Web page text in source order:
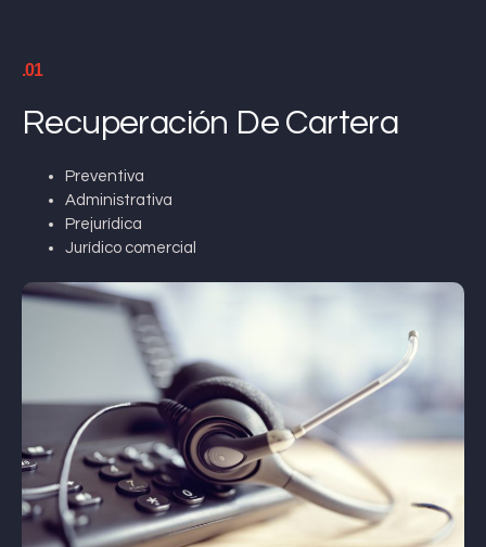
.01
Recuperación De Cartera
Preventiva
Administrativa
Prejurídica
Jurídico comercial